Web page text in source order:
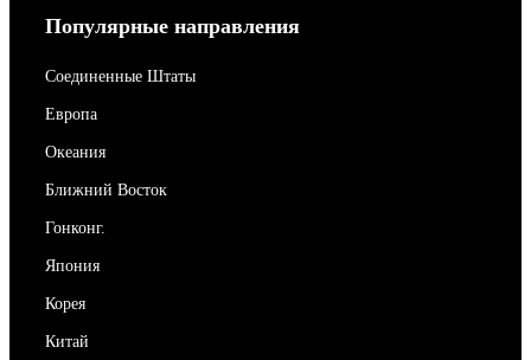
Популярные направления
Соединенные Штаты
Европа
Океания
Ближний Восток
Гонконг.
Япония
Корея
Китай